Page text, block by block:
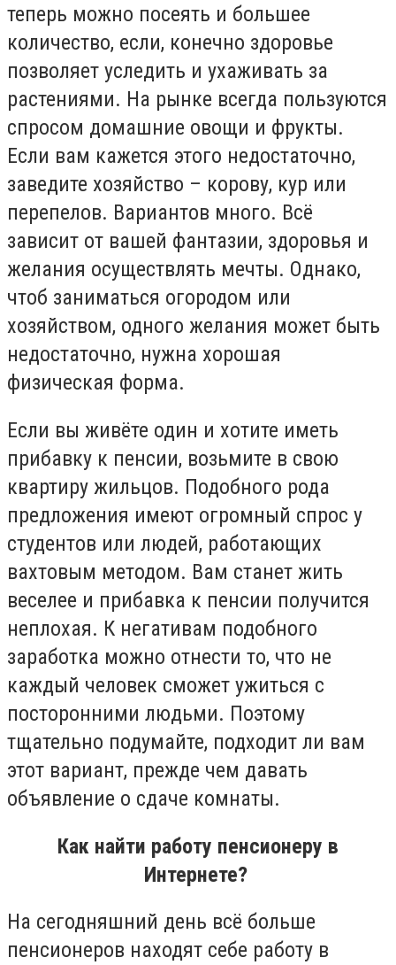
теперь можно посеять и большее
количество, если, конечно здоровье
позволяет уследить и ухаживать за
растениями. На рынке всегда пользуются
спросом домашние овощи и фрукты.
Если вам кажется этого недостаточно,
заведите хозяйство – корову, кур или
перепелов. Вариантов много. Всё
зависит от вашей фантазии, здоровья и
желания осуществлять мечты. Однако,
чтоб заниматься огородом или
хозяйством, одного желания может быть
недостаточно, нужна хорошая
физическая форма.
Если вы живёте один и хотите иметь
прибавку к пенсии, возьмите в свою
квартиру жильцов. Подобного рода
предложения имеют огромный спрос у
студентов или людей, работающих
вахтовым методом. Вам станет жить
веселее и прибавка к пенсии получится
неплохая. К негативам подобного
заработка можно отнести то, что не
каждый человек сможет ужиться с
посторонними людьми. Поэтому
тщательно подумайте, подходит ли вам
этот вариант, прежде чем давать
объявление о сдаче комнаты.
Как найти работу пенсионеру в
Интернете?
На сегодняшний день всё больше
пенсионеров находят себе работу в